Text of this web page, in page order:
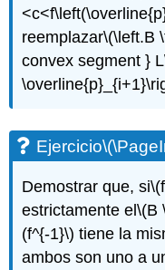
reemplazar\(\left.B
convex segment }
Ejercicio
Demostrar que, si
estrictamente el\(B
(f^{-1}\) tiene la
ambos son uno a